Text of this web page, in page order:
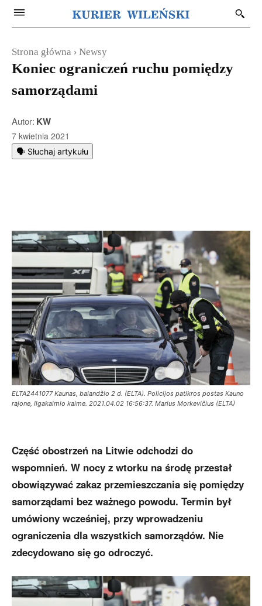
Strona główna Newsy
Koniec ograniczeń ruchu pomiędzy
samorządami
Autor: KW
7 kwietnia 2021
🗣️ Słuchaj artykułu
ELTA2441077 Kaunas, balandžio 2 d. (ELTA). Policijos patikros postas Kauno
rajone, Ilgakaimio kaime. 2021.04.02 16:56:37. Marius Morkevičius (ELTA)
Część obostrzeń na Litwie odchodzi do
wspomnień. W nocy z wtorku na środę przestał
obowiązywać zakaz przemieszczania się pomiędzy
samorządami bez ważnego powodu. Termin był
umówiony wcześniej, przy wprowadzeniu
ograniczenia dla wszystkich samorządów. Nie
zdecydowano się go odroczyć.